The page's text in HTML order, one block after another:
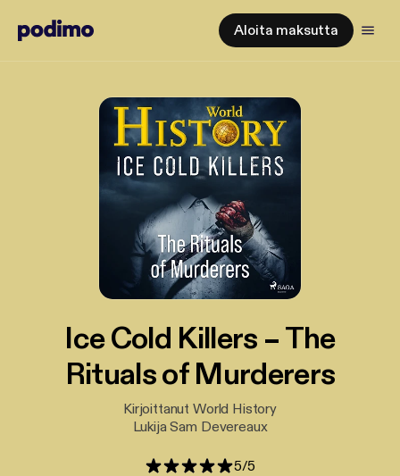
Aloita maksutta
Ice Cold Killers – The
Rituals of Murderers
Kirjoittanut World History
Lukija Sam Devereaux
5/5